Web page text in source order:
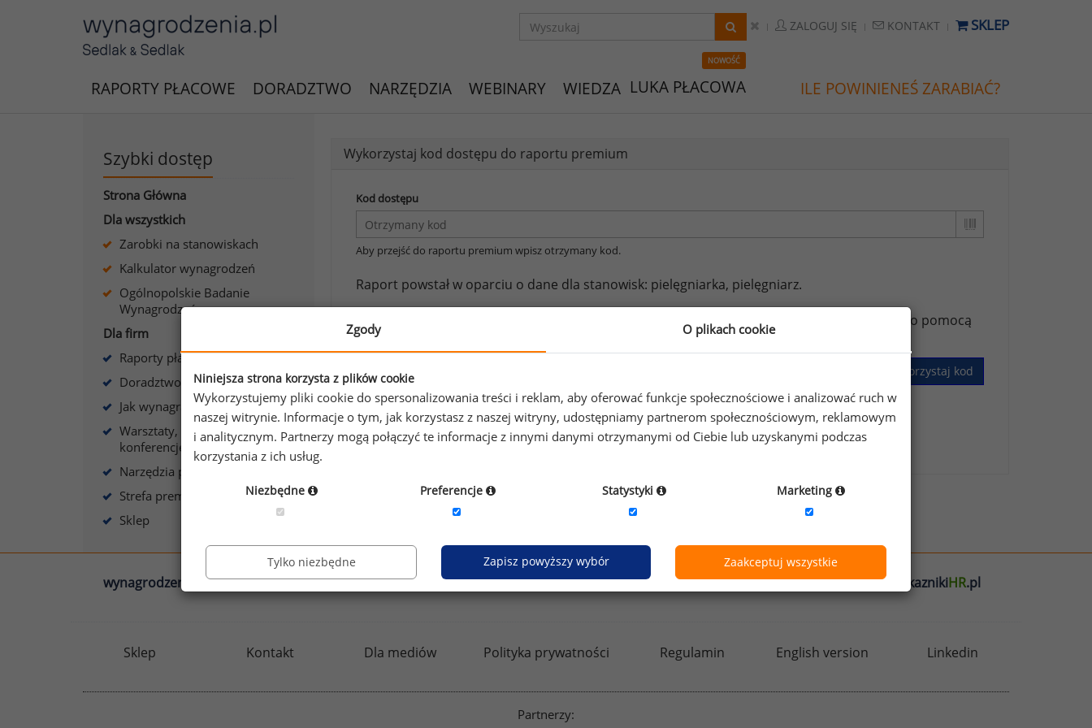
ZALOGUJ SIĘ KONTAKT SKLEP
RAPORTY PŁACOWE DORADZTWO NARZĘDZIA WEBINARY WIEDZA
NOWOŚĆ
LUKA PŁACOWA ILE POWINIENEŚ ZARABIAĆ?
Szybki dostęp
Strona Główna
Dla wszystkich
Zarobki na stanowiskach
Kalkulator wynagrodzeń
Ogólnopolskie Badanie
Wynagrodzeń
Dla firm
Raporty płacowe dla firm
Doradztwo płacowe
Jak wynagradzać?
Warsztaty, szkolenia,
konferencje
Narzędzia płacowe
Strefa premium
Sklep
Wykorzystaj kod dostępu do raportu premium
Kod dostępu
Aby przejść do raportu premium wpisz otrzymany kod.
Raport powstał w oparciu o dane dla stanowisk: pielęgniarka, pielęgniarz.
Jeżeli posiadasz dostęp, do pełnego raportu jednego z powyższych stanowisk możesz za jego pomocą
sprawdzić raporty dla pozostałych.
Wykorzystaj kod
Aby otrzymać darmowy kod dostępu weź udział wOgólnopolskim Badaniu Wynagrodzeń
wynagrodzenia.pl sedlak.pl kfw.sedlak.pl rynekpracy.pl raportyplacowe.pl badaniaHR.pl wskaznikiHR.pl
Sklep Kontakt Dla mediów Polityka prywatności Regulamin English version Linkedin
Partnerzy:
Zgody O plikach cookie
Niniejsza strona korzysta z plików cookie
Wykorzystujemy pliki cookie do spersonalizowania treści i reklam, aby oferować funkcje społecznościowe i analizować ruch w
naszej witrynie. Informacje o tym, jak korzystasz z naszej witryny, udostępniamy partnerom społecznościowym, reklamowym
i analitycznym. Partnerzy mogą połączyć te informacje z innymi danymi otrzymanymi od Ciebie lub uzyskanymi podczas
korzystania z ich usług.
Niezbędne Preferencje Statystyki Marketing
Tylko niezbędne Zapisz powyższy wybór Zaakceptuj wszystkie